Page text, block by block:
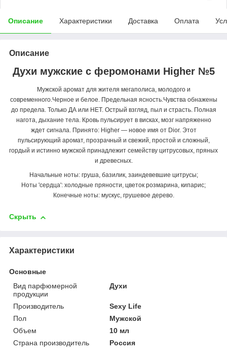
Описание Характеристики Доставка Оплата
Описание
Духи мужские с феромонами Higher №5
Мужской аромат для жителя мегаполиса, молодого и
современного.Черное и белое. Предельная ясность.Чувства обнажены
до предела. Только ДА или НЕТ. Острый взгляд, пыл и страсть. Полная
нагота, дыхание тела. Кровь пульсирует в висках, мозг напряженно
ждет сигнала. Принято: Higher — новое имя от Dior. Этот
пульсирующий аромат, прозрачный и свежий, простой и сложный,
гордый и истинно мужской принадлежит семейству цитрусовых, пряных
и древесных.
Начальные ноты: груша, базилик, заиндевевшие цитрусы;
Ноты 'сердца': холодные пряности, цветок розмарина, кипарис;
Конечные ноты: мускус, грушевое дерево.
Скрыть
Характеристики
Основные
Вид парфюмерной
продукции
Духи
Производитель
Sexy Life
Пол
Мужской
Объем
10 мл
Страна производитель
Россия